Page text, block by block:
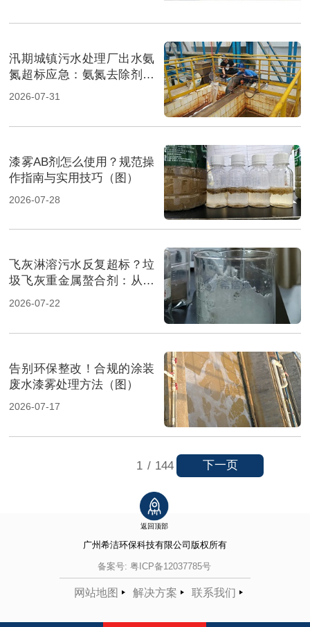
汛期城镇污水处理厂出水氨
氮超标应急：氨氮去除剂投
加方法及实操指南（图）
2026-07-31
漆雾AB剂怎么使用？规范操
作指南与实用技巧（图）
2026-07-28
飞灰淋溶污水反复超标？垃
圾飞灰重金属螯合剂：从源
头实现固液双达标（图）
2026-07-22
告别环保整改！合规的涂装
废水漆雾处理方法（图）
2026-07-17
1 / 144 下一页
返回顶部
广州希洁环保科技有限公司 版权所有
备案号: 粤ICP备12037785号
网站地图 解决方案 联系我们